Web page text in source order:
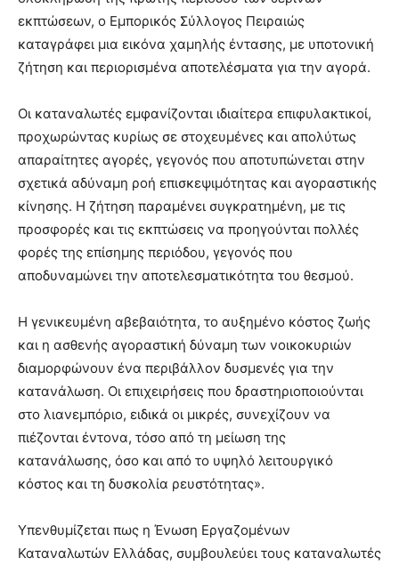
εκπτώσεων, ο Εμπορικός Σύλλογος Πειραιώς
καταγράφει μια εικόνα χαμηλής έντασης, με υποτονική
ζήτηση και περιορισμένα αποτελέσματα για την αγορά.
Οι καταναλωτές εμφανίζονται ιδιαίτερα επιφυλακτικοί,
προχωρώντας κυρίως σε στοχευμένες και απολύτως
απαραίτητες αγορές, γεγονός που αποτυπώνεται στην
σχετικά αδύναμη ροή επισκεψιμότητας και αγοραστικής
κίνησης. Η ζήτηση παραμένει συγκρατημένη, με τις
προσφορές και τις εκπτώσεις να προηγούνται πολλές
φορές της επίσημης περιόδου, γεγονός που
αποδυναμώνει την αποτελεσματικότητα του θεσμού.
Η γενικευμένη αβεβαιότητα, το αυξημένο κόστος ζωής
και η ασθενής αγοραστική δύναμη των νοικοκυριών
διαμορφώνουν ένα περιβάλλον δυσμενές για την
κατανάλωση. Οι επιχειρήσεις που δραστηριοποιούνται
στο λιανεμπόριο, ειδικά οι μικρές, συνεχίζουν να
πιέζονται έντονα, τόσο από τη μείωση της
κατανάλωσης, όσο και από το υψηλό λειτουργικό
κόστος και τη δυσκολία ρευστότητας».
Υπενθυμίζεται πως η Ένωση Εργαζομένων
Καταναλωτών Ελλάδας, συμβουλεύει τους καταναλωτές